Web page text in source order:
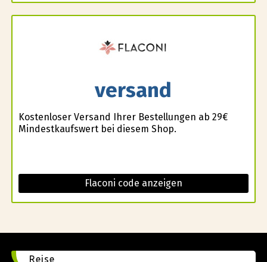
versand
Kostenloser Versand Ihrer Bestellungen ab 29€
Mindestkaufswert bei diesem Shop.
Flaconi code anzeigen
Reise